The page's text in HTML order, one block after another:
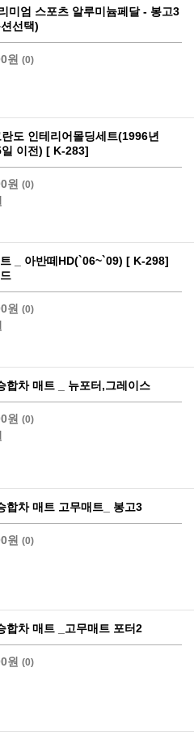
미엄 스포츠 알루미늄페달 - 봉고3
선택)
원 (0)
도 인테리어몰딩세트(1996년
이전) [ K-283]
원 (0)
_ 아반떼HD(`06~`09) [ K-298]
원 (0)
합차 매트 _ 뉴포터,그레이스
원 (0)
합차 매트 고무매트_ 봉고3
원 (0)
합차 매트 _고무매트 포터2
원 (0)